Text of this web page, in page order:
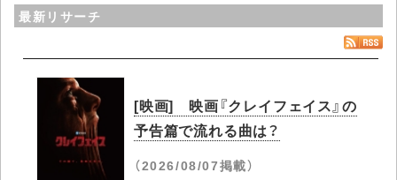
最新リサーチ
[映画] 映画『クレイフェイス』の
予告篇で流れる曲は？
（2026/08/07掲載）